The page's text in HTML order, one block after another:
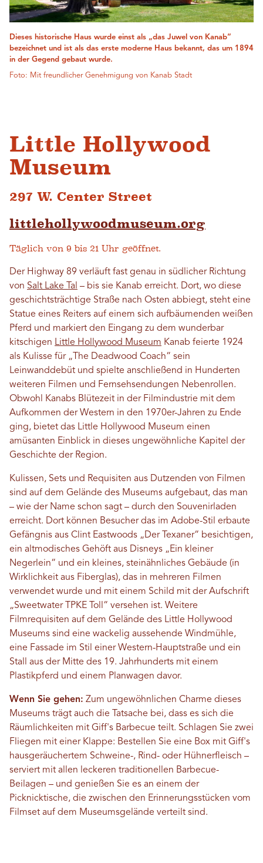
Dieses historische Haus wurde einst als „das Juwel von Kanab“
bezeichnet und ist als das erste moderne Haus bekannt, das um 1894
in der Gegend gebaut wurde.
Foto: Mit freundlicher Genehmigung von Kanab Stadt
Little Hollywood
Museum
297 W. Center Street
littlehollywoodmuseum.org
Täglich von 9 bis 21 Uhr geöffnet.
Der Highway 89 verläuft fast genau in südlicher Richtung
von Salt Lake Tal – bis sie Kanab erreicht. Dort, wo diese
geschichtsträchtige Straße nach Osten abbiegt, steht eine
Statue eines Reiters auf einem sich aufbäumenden weißen
Pferd und markiert den Eingang zu dem wunderbar
kitschigen Little Hollywood Museum Kanab feierte 1924
als Kulisse für „The Deadwood Coach“ sein
Leinwanddebüt und spielte anschließend in Hunderten
weiteren Filmen und Fernsehsendungen Nebenrollen.
Obwohl Kanabs Blütezeit in der Filmindustrie mit dem
Aufkommen der Western in den 1970er-Jahren zu Ende
ging, bietet das Little Hollywood Museum einen
amüsanten Einblick in dieses ungewöhnliche Kapitel der
Geschichte der Region.
Kulissen, Sets und Requisiten aus Dutzenden von Filmen
sind auf dem Gelände des Museums aufgebaut, das man
– wie der Name schon sagt – durch den Souvenirladen
erreicht. Dort können Besucher das im Adobe-Stil erbaute
Gefängnis aus Clint Eastwoods „Der Texaner“ besichtigen,
ein altmodisches Gehöft aus Disneys „Ein kleiner
Negerlein“ und ein kleines, steinähnliches Gebäude (in
Wirklichkeit aus Fiberglas), das in mehreren Filmen
verwendet wurde und mit einem Schild mit der Aufschrift
„Sweetwater TPKE Toll“ versehen ist. Weitere
Filmrequisiten auf dem Gelände des Little Hollywood
Museums sind eine wackelig aussehende Windmühle,
eine Fassade im Stil einer Western-Hauptstraße und ein
Stall aus der Mitte des 19. Jahrhunderts mit einem
Plastikpferd und einem Planwagen davor.
Wenn Sie gehen: Zum ungewöhnlichen Charme dieses
Museums trägt auch die Tatsache bei, dass es sich die
Räumlichkeiten mit Giff's Barbecue teilt. Schlagen Sie zwei
Fliegen mit einer Klappe: Bestellen Sie eine Box mit Giff's
hausgeräuchertem Schweine-, Rind- oder Hühnerfleisch –
serviert mit allen leckeren traditionellen Barbecue-
Beilagen – und genießen Sie es an einem der
Picknicktische, die zwischen den Erinnerungsstücken vom
Filmset auf dem Museumsgelände verteilt sind.